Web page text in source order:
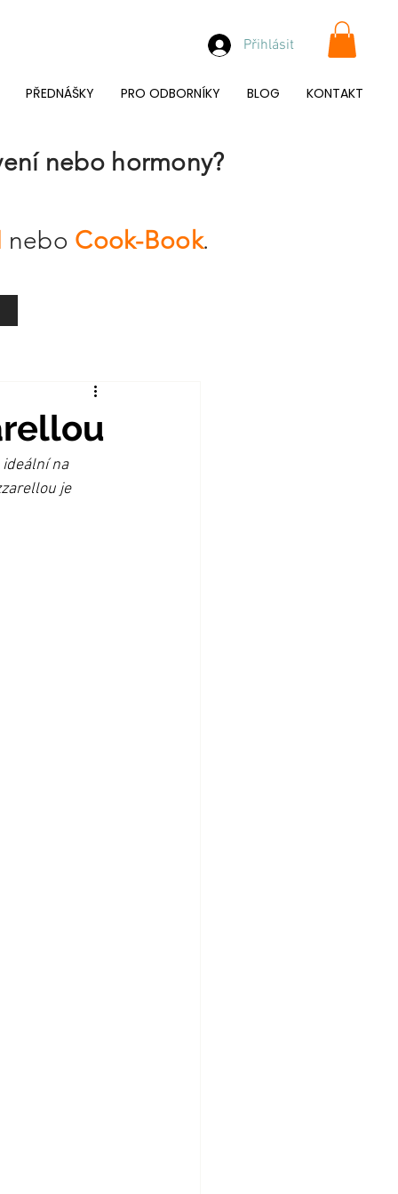
Přihlásit
PŘEDNÁŠKY PRO ODBORNÍKY BLOG KONTAKT
nebo hormony?
nebo Cook-Book.
ideální na
je